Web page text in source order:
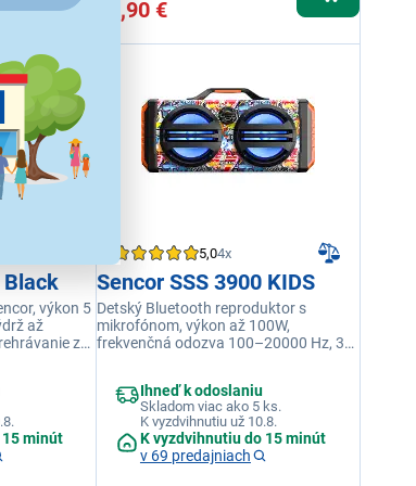
35,90 €
Black
výkon 5
až
z
minút
5,04x
Sencor SSS 3900 KIDS
Detský Bluetooth reproduktor s
mikrofónom, výkon až 100W,
frekvenčná odozva 100–20000 Hz, 3
mikrofón, výdrž až 4 hodiny
Ihneď k odoslaniu
Skladom viac ako 5 ks.
K vyzdvihnutiu už 10.8.
K vyzdvihnutiu do 15 minút
v 69 predajniach